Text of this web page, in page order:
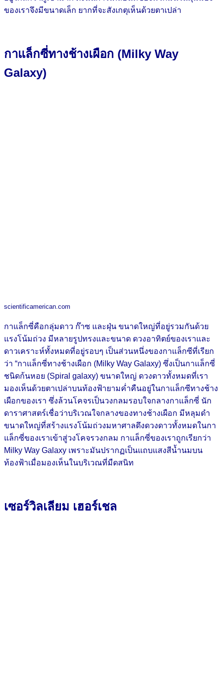
ของเราจึงมีขนาดเล็ก ยากที่จะสังเกตุเห็นด้วยตาเปล่า
กาแล็กซี่ทางช้างเผือก (Milky Way
Galaxy)
scientificamerican.com
กาแล็กซี่คือกลุ่มดาว ก๊าซ และฝุ่น ขนาดใหญ่ที่อยู่รวมกันด้วย
แรงโน้มถ่วง มีหลายรูปทรงและขนาด ดวงอาทิตย์ของเราและ
ดาวเคราะห์ทั้งหมดที่อยู่รอบๆ เป็นส่วนหนึ่งของกาแล็กซีที่เรียก
ว่า “กาแล็กซี่ทางช้างเผือก (Milky Way Galaxy) ซึ่งเป็นกาแล็กซี่
ชนิดก้นหอย (Spiral galaxy) ขนาดใหญ่ ดวงดาวทั้งหมดที่เรา
มองเห็นด้วยตาเปล่าบนท้องฟ้ายามค่ำคืนอยู่ในกาแล็กซีทางช้าง
เผือกของเรา ซึ่งล้วนโคจรเป็นวงกลมรอบใจกลางกาแล็กซี่ นัก
ดาราศาสตร์เชื่อว่าบริเวณใจกลางของทางช้างเผือก มีหลุมดำ
ขนาดใหญ่ที่สร้างแรงโน้มถ่วงมหาศาลดึงดวงดาวทั้งหมดในกา
แล็กซี่ของเราเข้าสู่วงโคจรวงกลม กาแล็กซี่ของเราถูกเรียกว่า
Milky Way Galaxy เพราะมันปรากฏเป็นแถบแสงสีน้ำนมบน
ท้องฟ้าเมื่อมองเห็นในบริเวณที่มืดสนิท
เซอร์วิลเลียม เฮอร์เชล